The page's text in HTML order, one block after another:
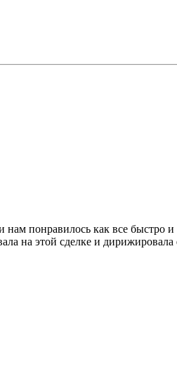
понравилось как все быстро
на этой сделке и